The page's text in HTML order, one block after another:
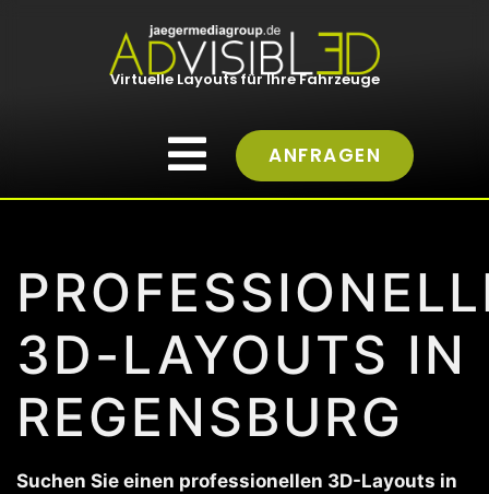
Virtuelle Layouts für Ihre Fahrzeuge
ANFRAGEN
3D-LAYOUTS IN
REGENSBURG
Suchen Sie einen professionellen 3D-Layouts in